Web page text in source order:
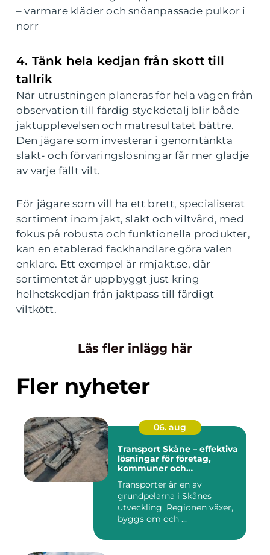
– varmare kläder och snöanpassade pulkor i
norr
4. Tänk hela kedjan från skott till
tallrik
När utrustningen planeras för hela vägen från
observation till färdig styckdetalj blir både
jaktupplevelsen och matresultatet bättre.
Den jägare som investerar i genomtänkta
slakt- och förvaringslösningar får mer glädje
av varje fällt vilt.
För jägare som vill ha ett brett, specialiserat
sortiment inom jakt, slakt och viltvård, med
fokus på robusta och funktionella produkter,
kan en etablerad fackhandlare göra valen
enklare. Ett exempel är rmjakt.se, där
sortimentet är uppbyggt just kring
helhetskedjan från jaktpass till färdigt
viltkött.
Läs fler inlägg här
Fler nyheter
06. aug
Transport Skåne – effektiva
lösningar för företag,
kommuner och
Transporter är en av
grundpelarna i Skånes
utveckling. Regionen växer,
byggs om och ...